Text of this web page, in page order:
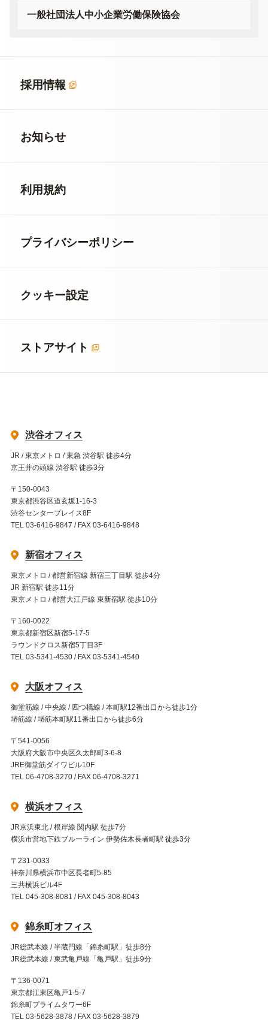
一般社団法人中小企業労働保険協会
採用情報
お知らせ
利用規約
プライバシーポリシー
クッキー設定
ストアサイト
渋谷オフィス
JR / 東京メトロ / 東急 渋谷駅 徒歩4分
京王井の頭線 渋谷駅 徒歩3分
〒150-0043
東京都渋谷区道玄坂1-16-3
渋谷センタープレイス8F
TEL 03-6416-9847 / FAX 03-6416-9848
新宿オフィス
東京メトロ / 都営新宿線 新宿三丁目駅 徒歩4分
JR 新宿駅 徒歩11分
東京メトロ / 都営大江戸線 東新宿駅 徒歩10分
〒160-0022
東京都新宿区新宿5-17-5
ラウンドクロス新宿5丁目3F
TEL 03-5341-4530 / FAX 03-5341-4540
大阪オフィス
御堂筋線 / 中央線 / 四つ橋線 / 本町駅12番出口から徒歩1分
堺筋線 / 堺筋本町駅11番出口から徒歩6分
〒541-0056
大阪府大阪市中央区久太郎町3-6-8
JRE御堂筋ダイワビル10F
TEL 06-4708-3270 / FAX 06-4708-3271
横浜オフィス
JR京浜東北 / 根岸線 関内駅 徒歩7分
横浜市営地下鉄ブルーライン 伊勢佐木長者町駅 徒歩3分
〒231-0033
神奈川県横浜市中区長者町5-85
三共横浜ビル4F
TEL 045-308-8081 / FAX 045-308-8043
錦糸町オフィス
JR総武本線 / 半蔵門線「錦糸町駅」徒歩8分
JR総武本線 / 東武亀戸線「亀戸駅」徒歩9分
〒136-0071
東京都江東区亀戸1-5-7
錦糸町プライムタワー6F
TEL 03-5628-3878 / FAX 03-5628-3879